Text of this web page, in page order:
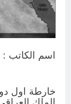
اسم الكاتب :
خارطة اول